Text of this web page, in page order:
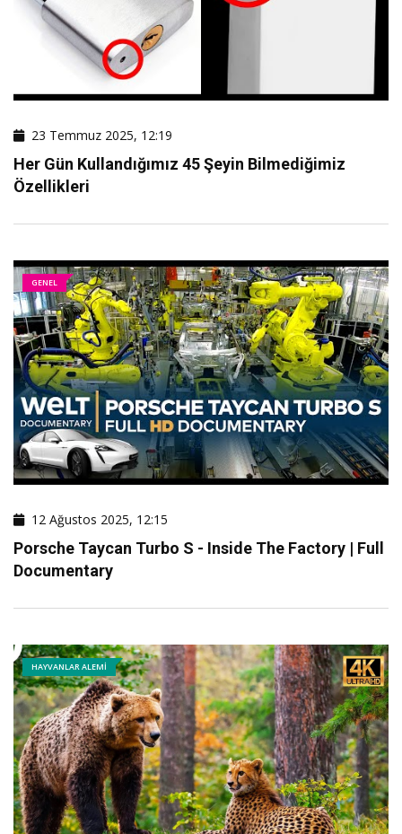
23 Temmuz 2025, 12:19
Her Gün Kullandığımız 45 Şeyin Bilmediğimiz
Özellikleri
GENEL
12 Ağustos 2025, 12:15
Porsche Taycan Turbo S - Inside The Factory | Full
Documentary
HAYVANLAR ALEMI